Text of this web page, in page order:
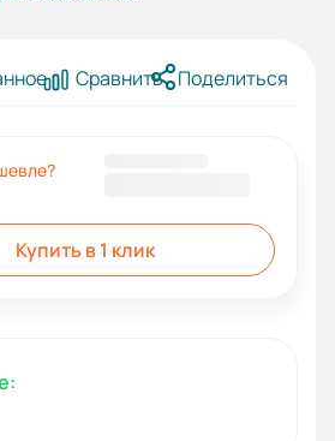
Сравнить Поделиться
Купить в 1 клик